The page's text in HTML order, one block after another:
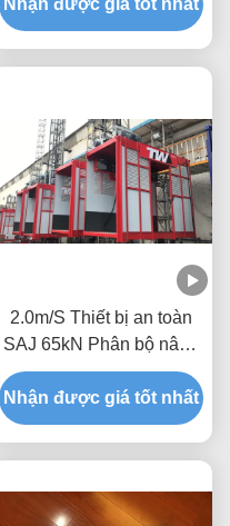
bảo hoạt động an toàn
Nhận được giá tốt nhất
2.0m/S Thiết bị an toàn
SAJ 65kN Phân bộ nâng
CCC được phê duyệt
Nhận được giá tốt nhất